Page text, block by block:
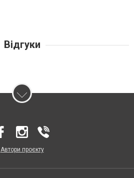
Відгуки
Автори проєкту